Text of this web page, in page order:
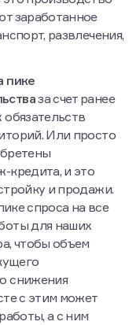
заработанное
развлечения,
пике
за счет ранее
Или просто
кредита, и это
и продажи.
спроса на все
для наших
чтобы объем
снижения
с этим может
а с ним